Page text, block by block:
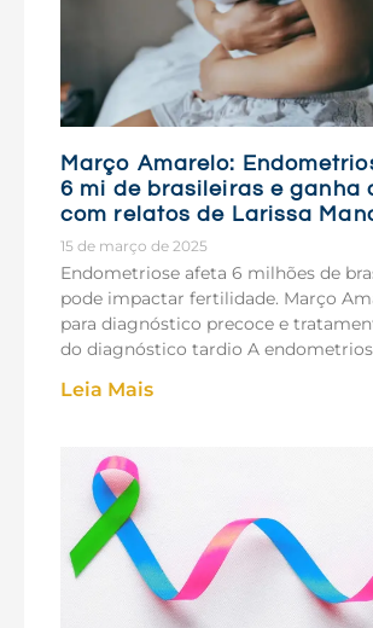
Março Amarelo:
6 mi de brasileiras e ganha
com relatos de Larissa
15 de março de 2025
Endometriose afeta 6 milhões de
pode impactar fertilidade. Março
para diagnóstico precoce e
do diagnóstico tardio A
Leia Mais